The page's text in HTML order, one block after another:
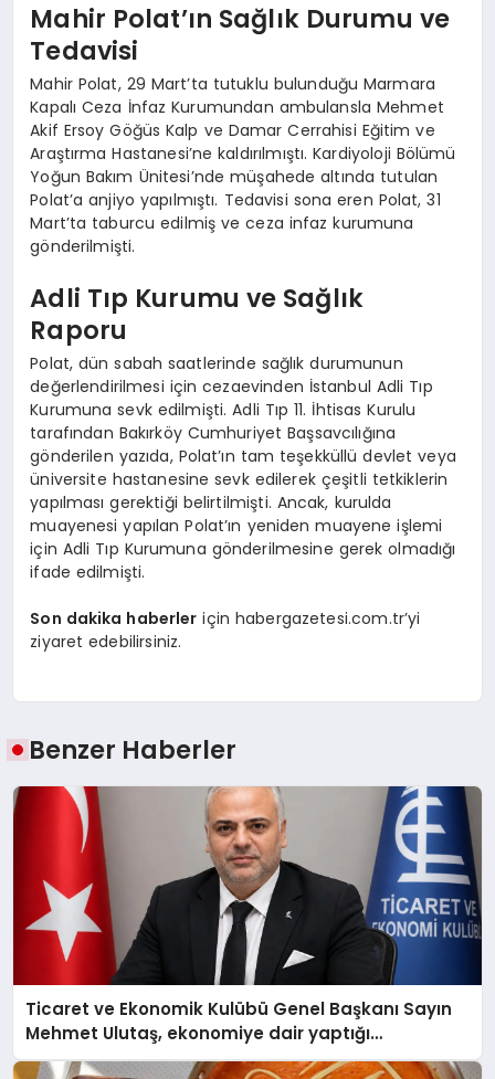
Mahir Polat’ın Sağlık Durumu ve
Tedavisi
Mahir Polat, 29 Mart’ta tutuklu bulunduğu Marmara
Kapalı Ceza İnfaz Kurumundan ambulansla Mehmet
Akif Ersoy Göğüs Kalp ve Damar Cerrahisi Eğitim ve
Araştırma Hastanesi’ne kaldırılmıştı. Kardiyoloji Bölümü
Yoğun Bakım Ünitesi’nde müşahede altında tutulan
Polat’a anjiyo yapılmıştı. Tedavisi sona eren Polat, 31
Mart’ta taburcu edilmiş ve ceza infaz kurumuna
gönderilmişti.
Adli Tıp Kurumu ve Sağlık
Raporu
Polat, dün sabah saatlerinde sağlık durumunun
değerlendirilmesi için cezaevinden İstanbul Adli Tıp
Kurumuna sevk edilmişti. Adli Tıp 11. İhtisas Kurulu
tarafından Bakırköy Cumhuriyet Başsavcılığına
gönderilen yazıda, Polat’ın tam teşekküllü devlet veya
üniversite hastanesine sevk edilerek çeşitli tetkiklerin
yapılması gerektiği belirtilmişti. Ancak, kurulda
muayenesi yapılan Polat’ın yeniden muayene işlemi
için Adli Tıp Kurumuna gönderilmesine gerek olmadığı
ifade edilmişti.
Son dakika haberler için habergazetesi.com.tr’yi
ziyaret edebilirsiniz.
Benzer Haberler
Ticaret ve Ekonomik Kulübü Genel Başkanı Sayın
Mehmet Ulutaş, ekonomiye dair yaptığı
açıklamada şunları kaydetti: